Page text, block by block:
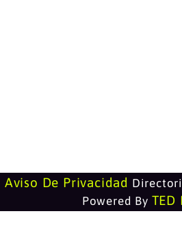
Aviso De Privacidad
Powered By